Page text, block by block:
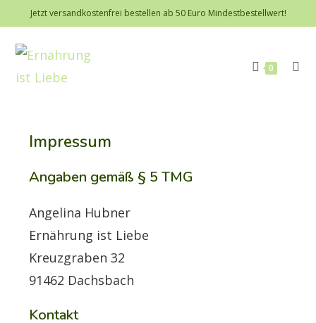
Jetzt versandkostenfrei bestellen ab 50 Euro Mindestbestellwert!
0
Impressum
Angaben gemäß § 5 TMG
Angelina Hubner
Ernährung ist Liebe
Kreuzgraben 32
91462 Dachsbach
Kontakt